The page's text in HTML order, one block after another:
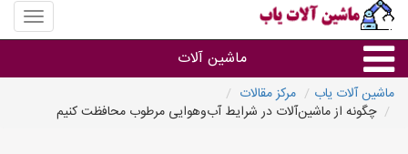
منوی
سایت
آلات
ماشین آلات
ماشین آلات
ماشین آلات یاب
مرکز مقالات
چگونه از ماشین‌آلات در شرایط آب‌وهوایی مرطوب محافظت کنیم